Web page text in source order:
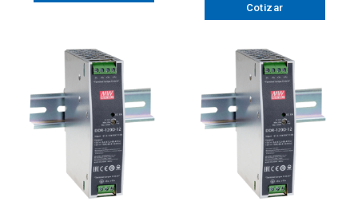
Cotizar